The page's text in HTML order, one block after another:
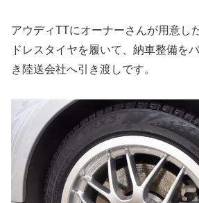
アウディTTにオーナーさんが用意し
ドレスタイヤを履いて、納車整備を
き陸送会社へ引き渡しです。